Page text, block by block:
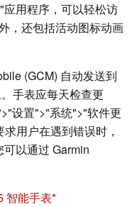
用程序，可以轻松访
，还包括活动图标动画
(GCM) 自动发送到
手表应每天检查更
设置">"系统">"软件更
用户在遇到错误时，
可以通过 Garmin
智能手表